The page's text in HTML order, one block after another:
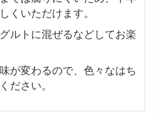
くいただけます。
ルトに混ぜるなどしてお楽
が変わるので、色々なはち
ださい。